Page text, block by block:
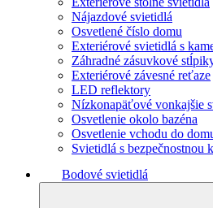
Nájazdové svietidlá
Osvetlené číslo domu
Exteriérové svietidlá s
Záhradné zásuvkové
Exteriérové závesné reťaze
LED reflektory
Nízkonapäťové vonkajšie
Osvetlenie okolo bazéna
Osvetlenie vchodu do
Svietidlá s bezpečnostnou
Bodové svietidlá